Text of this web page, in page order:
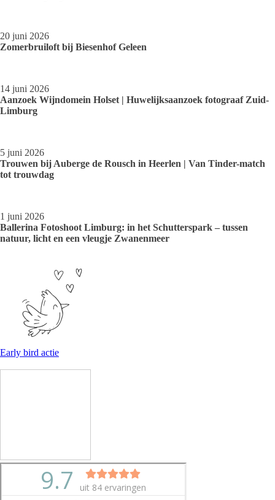
20 juni 2026
Zomerbruiloft bij Biesenhof Geleen
14 juni 2026
Aanzoek Wijndomein Holset | Huwelijksaanzoek fotograaf Zuid-
Limburg
5 juni 2026
Trouwen bij Auberge de Rousch in Heerlen | Van Tinder-match
tot trouwdag
1 juni 2026
Ballerina Fotoshoot Limburg: in het Schutterspark – tussen
natuur, licht en een vleugje Zwanenmeer
Early bird actie